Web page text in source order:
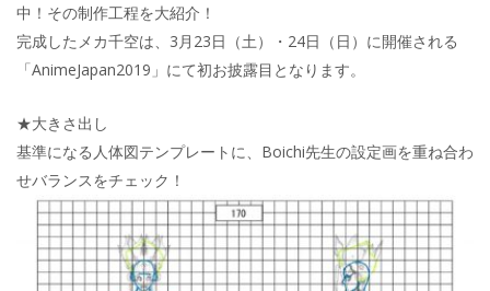
中！その制作工程を大紹介！
完成したメカ千空は、3月23日（土）・24日（日）に開催される
「AnimeJapan2019」にて初お披露目となります。
★大きさ出し
基準になる人体図テンプレートに、Boichi先生の設定画を重ね合わ
せバランスをチェック！